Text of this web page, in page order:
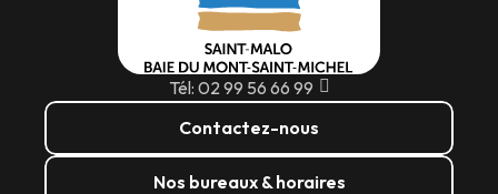
Tél: 02 99 56 66 99
Contactez-nous
Nos bureaux & horaires